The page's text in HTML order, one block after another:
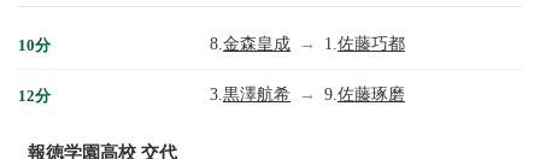
10分 8. 金森皇成 → 1. 佐藤巧都
12分 3. 黒澤航希 → 9. 佐藤琢磨
報徳学園高校 交代